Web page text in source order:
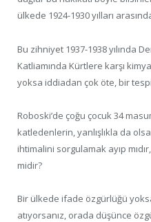
ülkede 1924-1930 yılları
Bu zihniyet 1937-1938 yılında
Katliamında Kürtlere karşı
yoksa iddiadan çok öte, bir
Roboski’de çoğu çocuk 34
katledenlerin, yanlışlıkla da
ihtimalini sorgulamak ayıp
midir?
Bir ülkede ifade özgürlüğü
atıyorsanız, orada düşünce